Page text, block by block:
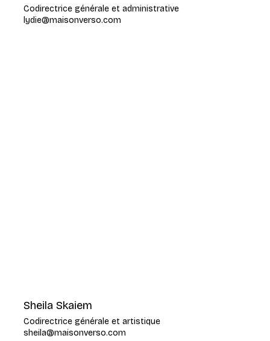
Codirectrice générale et administrative
lydie@maisonverso.com
Sheila Skaiem
Codirectrice générale et artistique
sheila@maisonverso.com